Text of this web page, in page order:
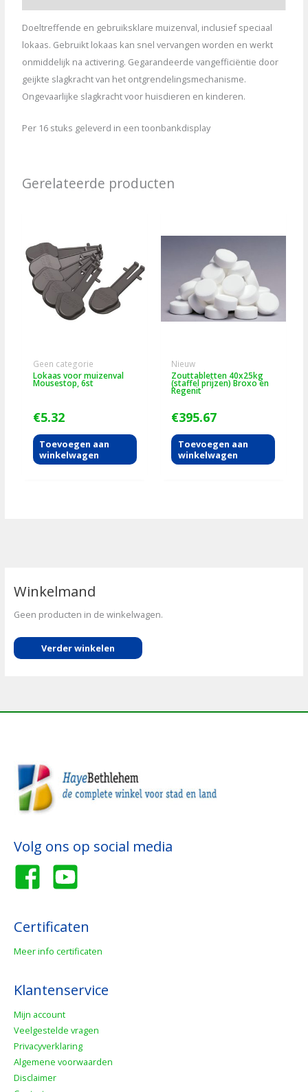
Doeltreffende en gebruiksklare muizenval, inclusief speciaal
lokaas. Gebruikt lokaas kan snel vervangen worden en werkt
onmiddelijk na activering. Gegarandeerde vangefficiëntie door
geijkte slagkracht van het ontgrendelingsmechanisme.
Ongevaarlijke slagkracht voor huisdieren en kinderen.
Per 16 stuks geleverd in een toonbankdisplay
Gerelateerde producten
Geen categorie
Lokaas voor muizenval
Mousestop, 6st
€5.32
Toevoegen aan
winkelwagen
Nieuw
Zouttabletten 40x25kg
(staffel prijzen) Broxo en
Regenit
€395.67
Toevoegen aan
winkelwagen
Winkelmand
Geen producten in de winkelwagen.
Verder winkelen
Volg ons op social media
Certificaten
Meer info certificaten
Klantenservice
Mijn account
Veelgestelde vragen
Privacyverklaring
Algemene voorwaarden
Disclaimer